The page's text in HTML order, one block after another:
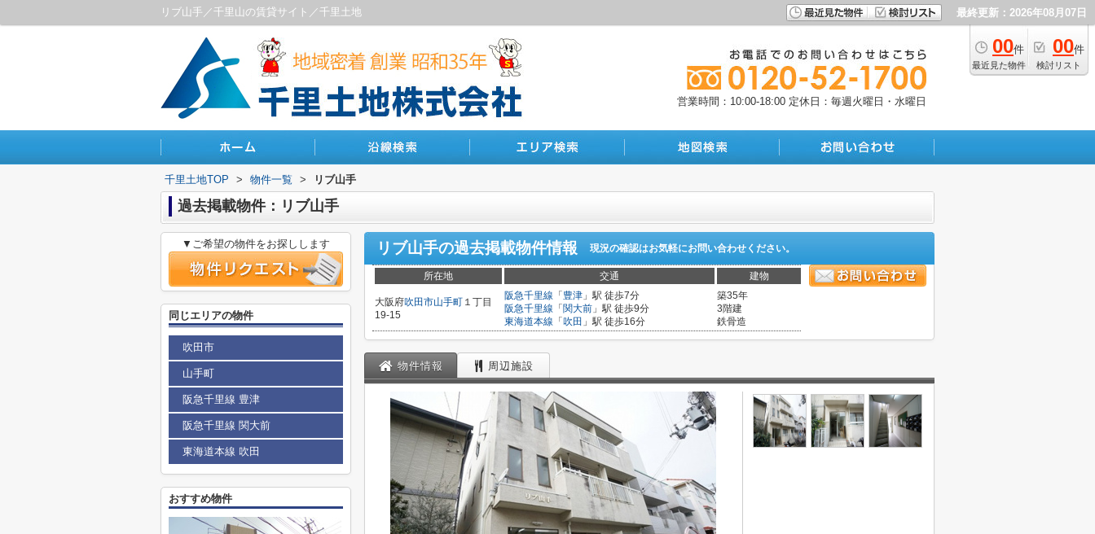
リブ山手／千里山の賃貸サイト／千里土地 最終更新：2026年08月07日
00件
最近見た物件
00件
検討リスト
営業時間：10:00-18:00 定休日：毎週火曜日・水曜日
千里土地TOP > 物件一覧 > リブ山手
過去掲載物件：リブ山手
リブ山手の過去掲載物件情報 現況の確認はお気軽にお問い合わせください。
所在地 交通 建物
大阪府吹田市山手町 １丁目
19-15
阪急千里線 「 豊津 」駅 徒歩7分
阪急千里線 「 関大前 」駅 徒歩9分
東海道本線 「 吹田 」駅 徒歩16分
築35年
3階建
鉄骨造
物件情報 周辺施設
▼ご希望の物件をお探しします
同じエリアの物件
吹田市
山手町
阪急千里線 豊津
阪急千里線 関大前
東海道本線 吹田
おすすめ物件